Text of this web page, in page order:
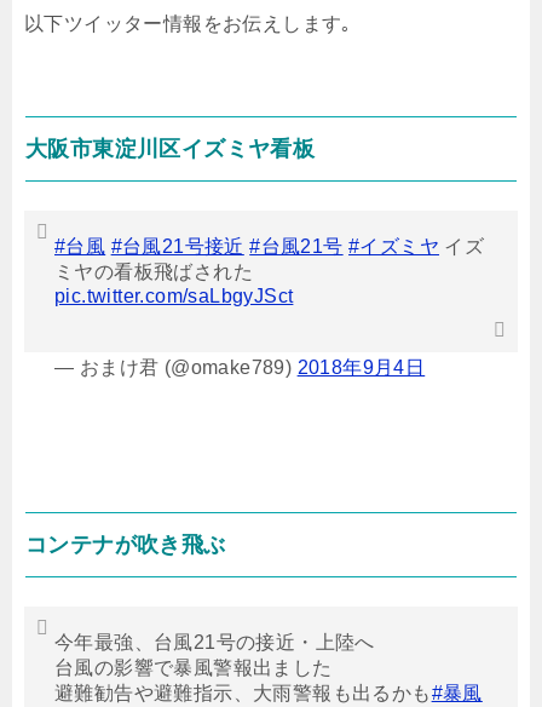
以下ツイッター情報をお伝えします｡
大阪市東淀川区イズミヤ看板
#台風 #台風21号接近 #台風21号 #イズミヤ イズ
ミヤの看板飛ばされた
pic.twitter.com/saLbgyJSct
— おまけ君 (@omake789) 2018年9月4日
コンテナが吹き飛ぶ
今年最強、台風21号の接近・上陸へ
台風の影響で暴風警報出ました
避難勧告や避難指示、大雨警報も出るかも#暴風